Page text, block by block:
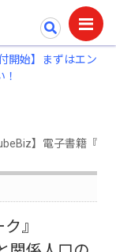
開始】まずはエン
】電子書籍『
』